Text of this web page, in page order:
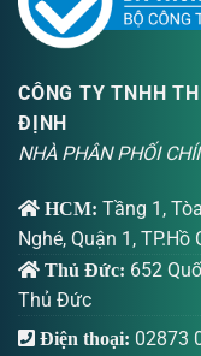
CÔNG TY TNHH
ĐỊNH
NHÀ PHÂN PHỐI
HCM: Tầng 1,
Nghé, Quận 1, TP.Hồ
Thủ Đức: 652
Thủ Đức
Điện thoại: 02873